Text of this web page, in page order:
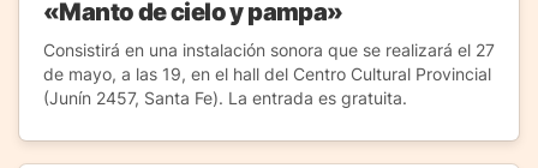
«Manto de cielo y pampa»
Consistirá en una instalación sonora que se realizará el 27
de mayo, a las 19, en el hall del Centro Cultural Provincial
(Junín 2457, Santa Fe). La entrada es gratuita.